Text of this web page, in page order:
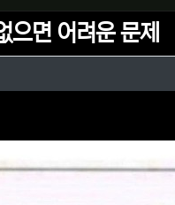
으면 어려운 문제